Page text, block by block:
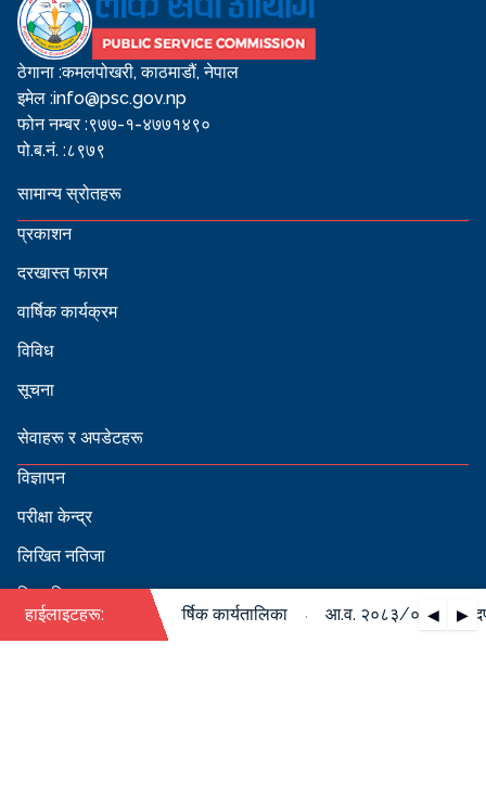
ठेगाना :कमलपोखरी, काठमाडौं, नेपाल
इमेल :info@psc.gov.np
फोन नम्बर :९७७-१-४७७१४९०
पो.ब.नं. :८९७९
सामान्य स्रोतहरू
प्रकाशन
दरखास्त फारम
वार्षिक कार्यक्रम
विविध
सूचना
सेवाहरू र अपडेटहरू
विज्ञापन
परीक्षा केन्द्र
लिखित नतिजा
सिफारिस
हाईलाइटहरू: ◀ ▶
को पदपूर्ति सम्बन्धी वार्षिक कार्यतालिका आ.व. २०८३/०८४ को